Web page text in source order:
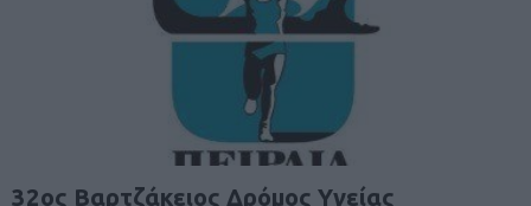
32ος Βαρτζάκειος Δρόμος Υγείας